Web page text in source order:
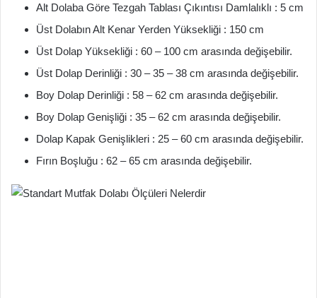
Alt Dolaba Göre Tezgah Tablası Çıkıntısı Damlalıklı : 5 cm
Üst Dolabın Alt Kenar Yerden Yüksekliği : 150 cm
Üst Dolap Yüksekliği : 60 – 100 cm arasında değişebilir.
Üst Dolap Derinliği : 30 – 35 – 38 cm arasında değişebilir.
Boy Dolap Derinliği : 58 – 62 cm arasında değişebilir.
Boy Dolap Genişliği : 35 – 62 cm arasında değişebilir.
Dolap Kapak Genişlikleri : 25 – 60 cm arasında değişebilir.
Fırın Boşluğu : 62 – 65 cm arasında değişebilir.